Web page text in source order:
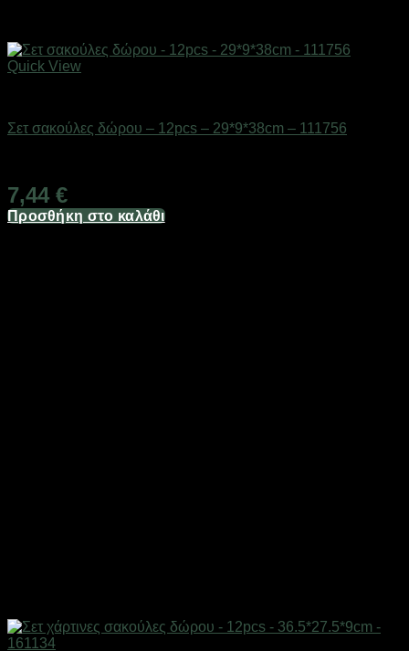
Quick View
Σετ σακούλες δώρου – 12pcs – 29*9*38cm – 111756
7,44 €
Προσθήκη στο καλάθι